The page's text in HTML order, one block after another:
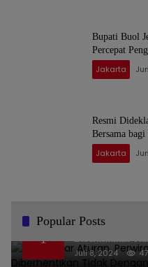
Bupati Buol
Percepat
Jakarta
Resmi
Bersama
Jakarta
Popular Posts
1
Melanggar
Diberhentikan
Kepolisian
Juli 8, 2024